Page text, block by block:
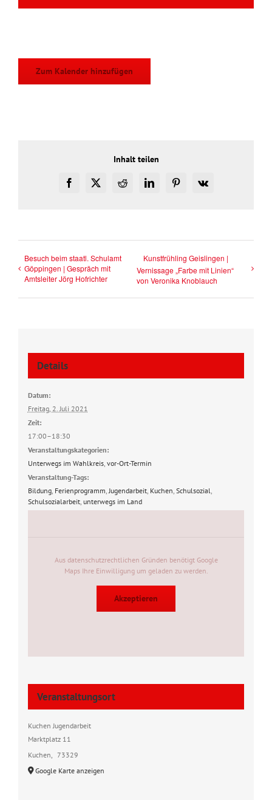
Zum Kalender hinzufügen
Inhalt teilen
Facebook
X RedditLinkedInPinterest
Vk
Besuch beim staatl. Schulamt
Göppingen | Gespräch mit
Amtsleiter Jörg Hofrichter
Kunstfrühling Geislingen |
Vernissage „Farbe mit Linien“
von Veronika Knoblauch
Details
Datum:
Freitag, 2. Juli 2021
Zeit:
17:00–18:30
Veranstaltungskategorien:
Unterwegs im Wahlkreis, vor-Ort-Termin
Veranstaltung-Tags:
Bildung, Ferienprogramm Jugendarbeit, Kuchen Schulsozial
Schulsozialarbeit, unterwegs im Land
Veranstaltungsort
Kuchen Jugendarbeit
Marktplatz 11
Kuchen
73329
Google Karte anzeigen
Aus datenschutzrechtlichen Gründen benötigt Google
Maps Ihre Einwilligung um geladen zu werden.
Akzeptieren